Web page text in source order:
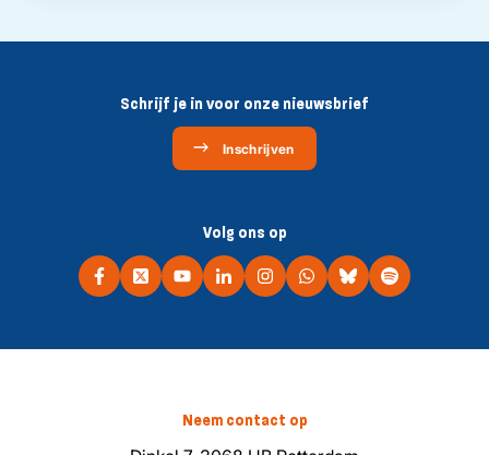
Schrijf je in voor onze nieuwsbrief
Inschrijven
Volg ons op
Neem contact op